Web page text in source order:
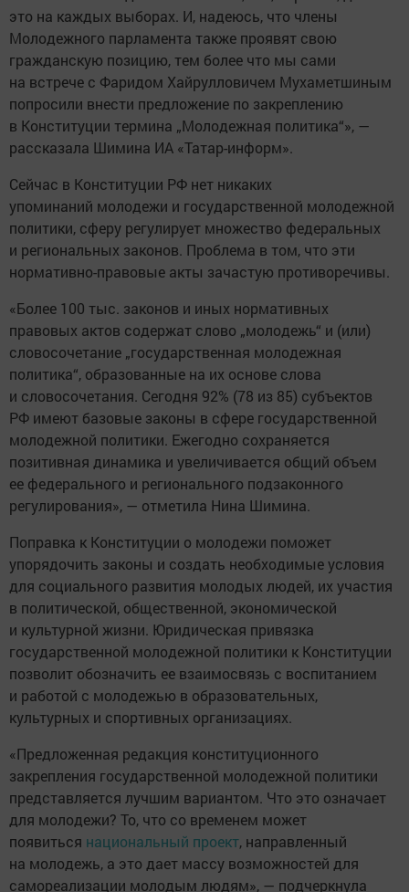
РФ имеют базовые законы в сфере государственной
молодежной политики. Ежегодно сохраняется
позитивная динамика и увеличивается общий объем
ее федерального и регионального подзаконного
регулирования», — отметила Нина Шимина.
Поправка к Конституции о молодежи поможет
упорядочить законы и создать необходимые условия
для социального развития молодых людей, их участия
в политической, общественной, экономической
и культурной жизни. Юридическая привязка
государственной молодежной политики к Конституции
позволит обозначить ее взаимосвязь с воспитанием
культурных и спортивных организациях.
«Предложенная редакция конституционного
закрепления государственной молодежной политики
представляется лучшим вариантом. Что это означает
для молодежи? То, что со временем может
появитьсянациональный проект , направленный
на молодежь, а это дает массу возможностей для
самореализации молодым людям», — подчеркнула
Шимина.
Некоторые страны мира также пошли на пути
конституционного закрепления государственной
молодежной политики, в их числе Италия, КНР,
Португалия, республики Беларусь, Молдова, Узбекистан
и другие.
Источник:Татар информ
Следите за самым важным и интересным в
Telegram-канале Татмедиа
Читайте новости Татарстана в
национальном мессенджере MАХ: